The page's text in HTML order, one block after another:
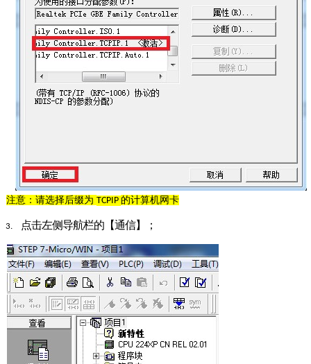
注意：请选择后缀为 TCPIP 的计算机网卡
3. 点击左侧导航栏的【通信】；